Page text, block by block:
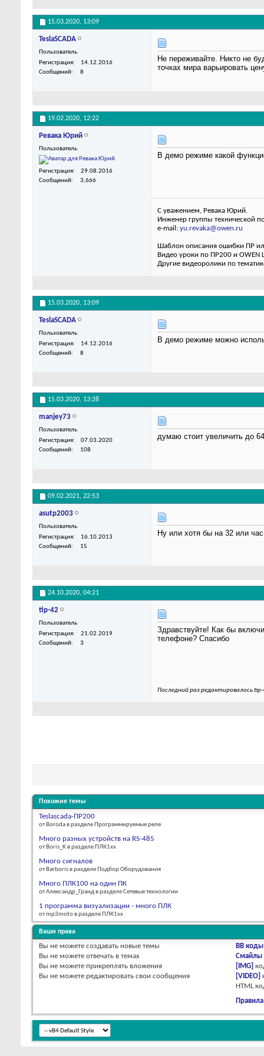
15.03.2020, 13:09
TeslaSCADA
Пользователь
Регистрация
14.12.2016
Сообщений
8
Не переживайте. Никто не
точках мира варьировать
19.02.2020, 12:22
Ревака Юрий
Пользователь
Регистрация
29.08.2016
Сообщений
3,666
В демо режиме какой
С уважением, Ревака Юрий.
Инженер группы технической
e-mail: yu.revaka@owen.ru
Шаблон описания ошибки ПР
Видео уроки по ПР200 и OWEN
Другие видеоролики по
15.03.2020, 13:09
TeslaSCADA
Пользователь
Регистрация
14.12.2016
Сообщений
8
В демо режиме можно
15.03.2020, 13:28
manjey73
Пользователь
Регистрация
07.03.2020
Сообщений
108
думаю стоит увеличить до
09.02.2021, 22:53
asutp2003
Пользователь
Регистрация
16.10.2013
Сообщений
15
Ну или хотя бы на 32 или
24.10.2020, 04:21
tip-42
Пользователь
Регистрация
21.02.2019
Сообщений
3
Здравствуйте! Как бы
телефоне? Спасибо
Последний раз редактировалось
Похожие темы
Teslascada-ПР200
от Boroda в разделе Программируемые реле
Много разных устройств на RS-485
от Boris_K в разделе ПЛК1хх
Много сигналов
от Barboris в разделе Подбор Оборудования
Много ПЛК100 на один ПК
от Александр_Гранд в разделе Сетевые технологии
1 программа визуализации - много ПЛК
от mp3moto в разделе ПЛК1хх
Ваши права
Вы не можете создавать новые темы
Вы не можете отвечать в темах
Вы не можете прикреплять вложения
Вы не можете редактировать свои сообщения
BB коды
Смайлы
[IMG]
[VIDEO]
HTML